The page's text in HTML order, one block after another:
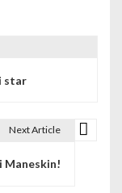
star
Next Article
Maneskin!